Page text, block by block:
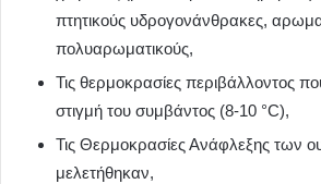
πτητικούς υδρογονάνθρακες,
πολυαρωματικούς,
Τις θερμοκρασίες περιβάλλοντος
στιγμή του συμβάντος (8-10 °C),
Τις Θερμοκρασίες Ανάφλεξης των
μελετήθηκαν,